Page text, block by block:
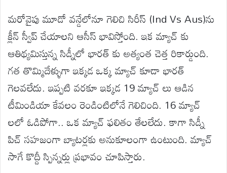
మరోవైపు మూడో వన్డేలోనూ గెలిచి సిరీస్ (Ind Vs Aus)ను
క్లీన్ స్వీప్ చేయాలని ఆసీస్ భావిస్తోంది. ఇక మ్యాచ్ కు
ఆతిథ్యమిస్తున్న సిడ్నీలో భారత్ కు అత్యంత చెత్త రికార్డుంది.
గత తొమ్మిదేళ్ళుగా ఇక్కడ ఒక్క మ్యాచ్ కూడా భారత్
గెలవలేదు. ఇప్పటి వరకూ ఇక్కడ 19 మ్యాచ్ లు ఆడిన
టీమిండియా కేవలం రెండింటిలోనే గెలిచింది. 16 మ్యాచ్
లలో ఓడిపోగా.. ఒక మ్యాచ్ ఫలితం తేలలేదు. కాగా సిడ్నీ
పిచ్ సహజంగా బ్యాటర్లకు అనుకూలంగా ఉంటుంది. మ్యాచ్
సాగే కొద్దీ స్పిన్నర్లు ప్రభావం చూపిస్తారు.